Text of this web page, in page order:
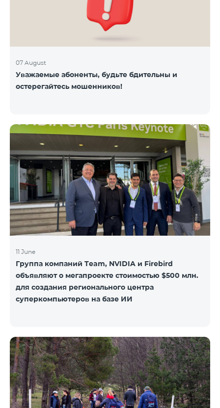
07 August
Уважаемые абоненты, будьте бдительны и
остерегайтесь мошенников!
11 June
Группа компаний Team, NVIDIA и Firebird
объявляют о мегапроекте стоимостью $500 млн.
для создания регионального центра
суперкомпьютеров на базе ИИ